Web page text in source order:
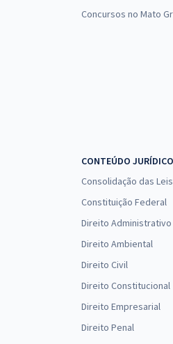
Concursos no Mato
CONTEÚDO JURÍDICO
Consolidação das
Constituição Federal
Direito Administrativo
Direito Ambiental
Direito Civil
Direito Constitucional
Direito Empresarial
Direito Penal